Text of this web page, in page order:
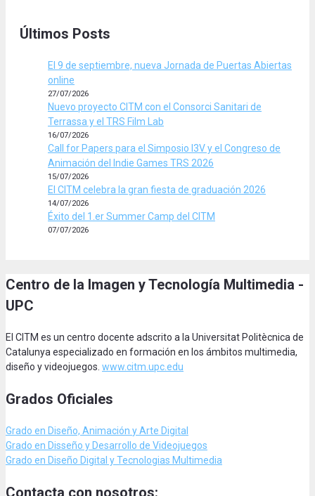
Últimos Posts
El 9 de septiembre, nueva Jornada de Puertas Abiertas
online
27/07/2026
Nuevo proyecto CITM con el Consorci Sanitari de
Terrassa y el TRS Film Lab
16/07/2026
Call for Papers para el Simposio I3V y el Congreso de
Animación del Indie Games TRS 2026
15/07/2026
El CITM celebra la gran fiesta de graduación 2026
14/07/2026
Éxito del 1.er Summer Camp del CITM
07/07/2026
Centro de la Imagen y Tecnología Multimedia -
UPC
El CITM es un centro docente adscrito a la Universitat Politècnica de
Catalunya especializado en formación en los ámbitos multimedia,
diseño y videojuegos. www.citm.upc.edu
Grados Oficiales
Grado en Diseño, Animación y Arte Digital
Grado en Disseño y Desarrollo de Videojuegos
Grado en Diseño Digital y Tecnologias Multimedia
Contacta con nosotros: